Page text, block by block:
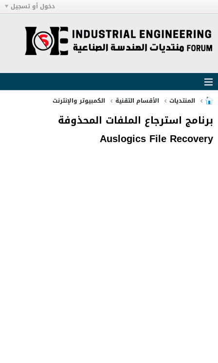
دخول أو تسجيل
المنتديات الأقسام التقنية الكمبيوتر والإنترنت
برنامج استرجاع الملفات المحذوفة
Auslogics File Recovery